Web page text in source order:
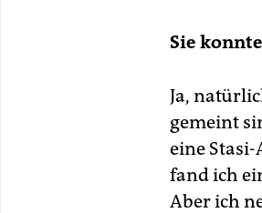
Sie
Ja,
gemeint
eine
fand ich
Aber ich